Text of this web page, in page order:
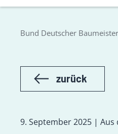
Bund Deutscher Baumeister
zurück
9. September 2025 |